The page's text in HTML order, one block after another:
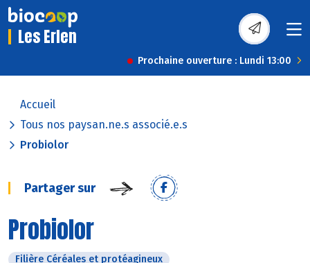
Les Erlen
Prochaine ouverture : Lundi 13:00
Accueil
Tous nos paysan.ne.s associé.e.s
Probiolor
Partager sur
Probiolor
Filière Céréales et protéagineux